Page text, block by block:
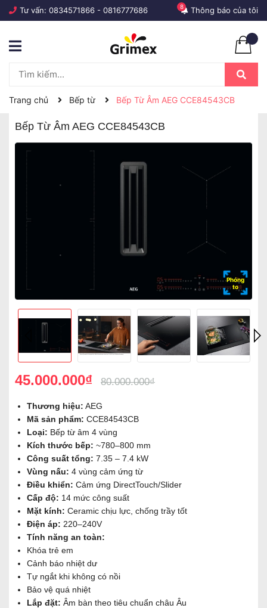
Tư vấn: 0834571866 - 0816777686 Thông báo của tôi
8
Trang chủ Bếp từ Bếp Từ Âm AEG CCE84543CB
Bếp Từ Âm AEG CCE84543CB
Phóng
to
45.000.000₫ 80.000.000₫
Thương hiệu: AEG
Mã sản phẩm: CCE84543CB
Loại: Bếp từ âm 4 vùng
Kích thước bếp: ~780–800 mm
Công suất tổng: 7.35 – 7.4 kW
Vùng nấu: 4 vùng cảm ứng từ
Điều khiển: Cảm ứng DirectTouch/Slider
Cấp độ: 14 mức công suất
Mặt kính: Ceramic chịu lực, chống trầy tốt
Điện áp: 220–240V
Tính năng an toàn:
Khóa trẻ em
Cảnh báo nhiệt dư
Tự ngắt khi không có nồi
Bảo vệ quá nhiệt
Lắp đặt: Âm bàn theo tiêu chuẩn châu Âu